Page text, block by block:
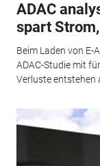
ADAC
spart
Beim Laden von E-
ADAC-Studie mit
Verluste entstehen